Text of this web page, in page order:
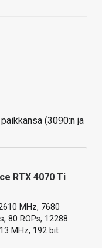
(3090:n ja
RTX 4070 Ti
MHz, 7680
80 ROPs, 12288
MHz, 192 bit